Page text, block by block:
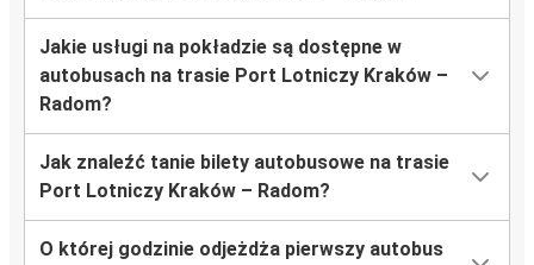
Jakie usługi na pokładzie są dostępne w
autobusach na trasie Port Lotniczy Kraków –
Radom?
Jak znaleźć tanie bilety autobusowe na trasie
Port Lotniczy Kraków – Radom?
O której godzinie odjeżdża pierwszy autobus